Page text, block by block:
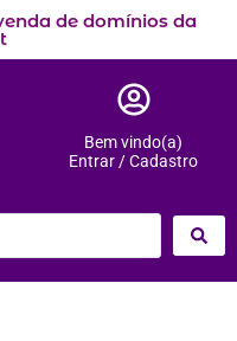
de domínios da
Bem vindo(a)
Entrar / Cadastro